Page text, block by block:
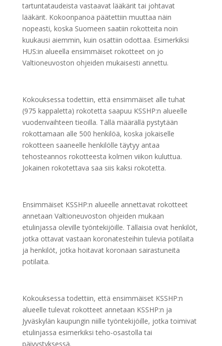
tartuntataudeista vastaavat lääkärit tai johtavat
lääkärit. Kokoonpanoa päätettiin muuttaa näin
nopeasti, koska Suomeen saatiin rokotteita noin
kuukausi aiemmin, kuin osattiin odottaa. Esimerkiksi
HUS:in alueella ensimmäiset rokotteet on jo
Valtioneuvoston ohjeiden mukaisesti annettu.
Kokouksessa todettiin, että ensimmäiset alle tuhat
(975 kappaletta) rokotetta saapuu KSSHP:n alueelle
vuodenvaihteen tieoilla. Tällä määrällä pystytään
rokottamaan alle 500 henkilöä, koska jokaiselle
rokotteen saaneelle henkilölle täytyy antaa
tehosteannos rokotteesta kolmen viikon kuluttua.
Jokainen rokotettava saa siis kaksi rokotetta.
Ensimmäiset KSSHP:n alueelle annettavat rokotteet
annetaan Valtioneuvoston ohjeiden mukaan
etulinjassa oleville työntekijöille. Tällaisia ovat henkilöt,
jotka ottavat vastaan koronatesteihin tulevia potilaita
ja henkilöt, jotka hoitavat koronaan sairastuneita
potilaita.
Kokouksessa todettiin, että ensimmäiset KSSHP:n
alueelle tulevat rokotteet annetaan KSSHP:n ja
Jyväskylän kaupungin niille työntekijöille, jotka toimivat
etulinjassa esimerkiksi teho-osastolla tai
päivystyksessä.